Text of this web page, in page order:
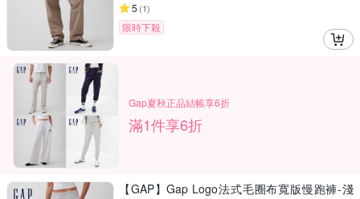
5 (1)
限時下殺
Gap夏秋正品結帳享6折
滿1件享6折
【GAP】Gap Logo法式毛圈布寬版慢跑褲-淺